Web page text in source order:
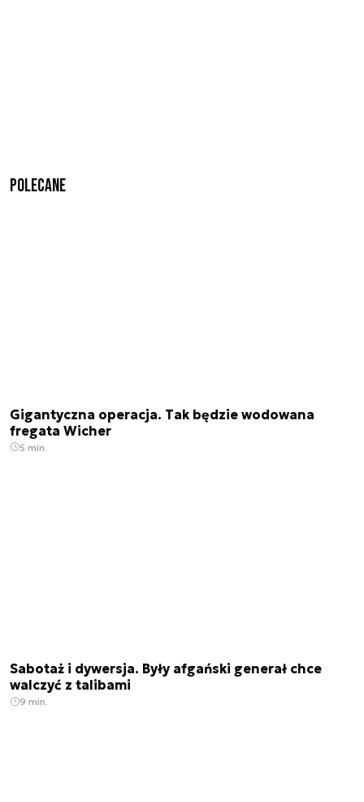
Polecane
Gigantyczna operacja. Tak będzie wodowana
fregata Wicher
5 min.
Sabotaż i dywersja. Były afgański generał chce
walczyć z talibami
9 min.